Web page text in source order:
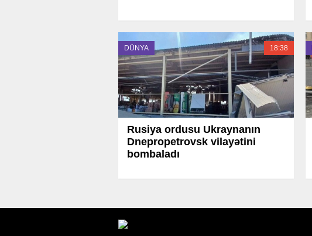
DÜNYA 18:38
Rusiya ordusu Ukraynanın
Dnepropetrovsk vilayətini
bombaladı